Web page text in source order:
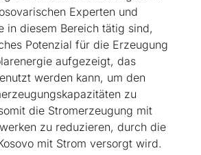
Experten und
in diesem Bereich tätig sind,
Potenzial für die Erzeugung
aufgezeigt, das
werden kann, um den
zu
die Stromerzeugung mit
zu reduzieren, durch die
mit Strom versorgt wird.